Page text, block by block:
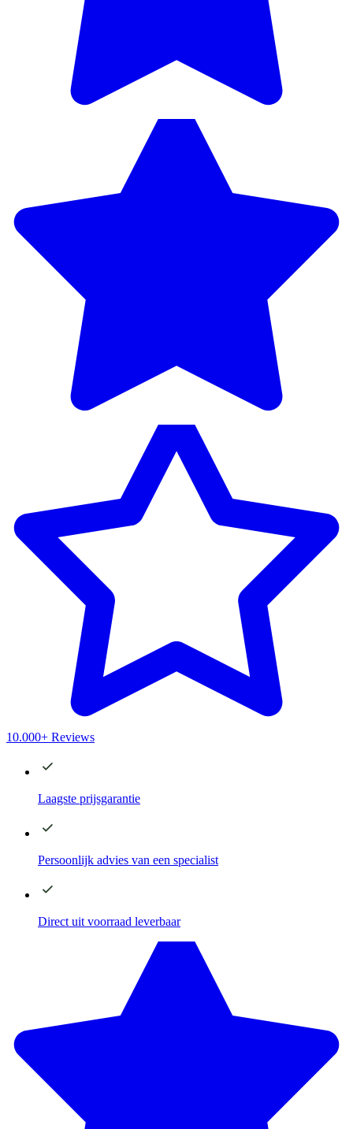
10.000+ Reviews
Laagste prijsgarantie
Persoonlijk advies van een specialist
Direct uit voorraad leverbaar